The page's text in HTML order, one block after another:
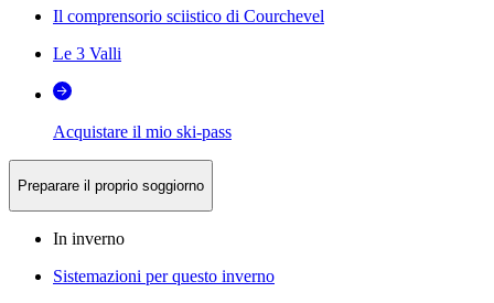
Il comprensorio sciistico di Courchevel
Le 3 Valli
Acquistare il mio ski-pass
Preparare il proprio soggiorno
In inverno
Sistemazioni per questo inverno